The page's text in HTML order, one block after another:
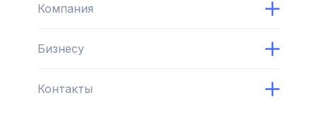
Компания
Бизнесу
Контакты